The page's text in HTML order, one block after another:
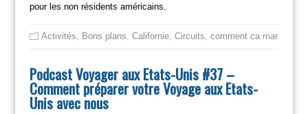
pour les non résidents américains.
Activités Bons plans Californie, Circuits comment ca marche
Podcast Voyager aux Etats-Unis #37 –
Comment préparer votre Voyage aux Etats-
Unis avec nous